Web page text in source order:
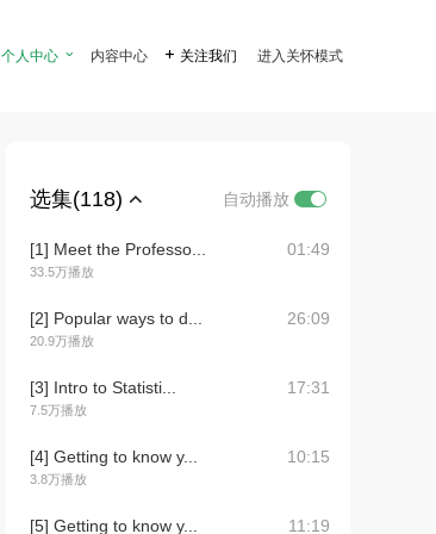
个人中心  内容中心  关注我们 进入关怀模式
选集(118) 自动播放
[1] Meet the Professo...
33.5万播放
01:49
[2] Popular ways to d...
20.9万播放
26:09
[3] Intro to Statisti...
7.5万播放
17:31
[4] Getting to know y...
3.8万播放
10:15
[5] Getting to know y... 11:19